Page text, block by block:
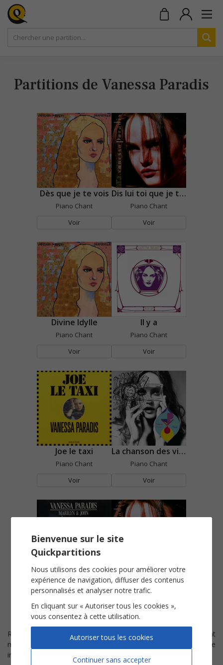
Partitions de Vanessa Paradis
Retrouvez les partitions
de quelques uns des titres qui ont
marqué la carrière de
. Rejouez sur votre
instrument vos chansons préférées de son répertoire.
Dès que je te vois
Piano Chant
Voir
Dis lui toi que je t'aime
Piano Chant
Voir
Divine Idylle
Piano Chant
Voir
Il y a
Piano Chant
Voir
Joe le taxi
Piano Chant
Voir
La chanson des vieux cons
Piano Chant
Voir
Marilyn et John
Piano Chant
Voir
Tandem
Piano Chant
Voir
Bienvenue sur le site
Quickpartitions
Nous utilisons des cookies pour améliorer votre
expérience de navigation, diffuser des contenus
personnalisés et analyser notre trafic.
En cliquant sur « Autoriser tous les cookies »,
vous consentez à cette utilisation.
Continuer sans accepter
Autoriser tous les cookies